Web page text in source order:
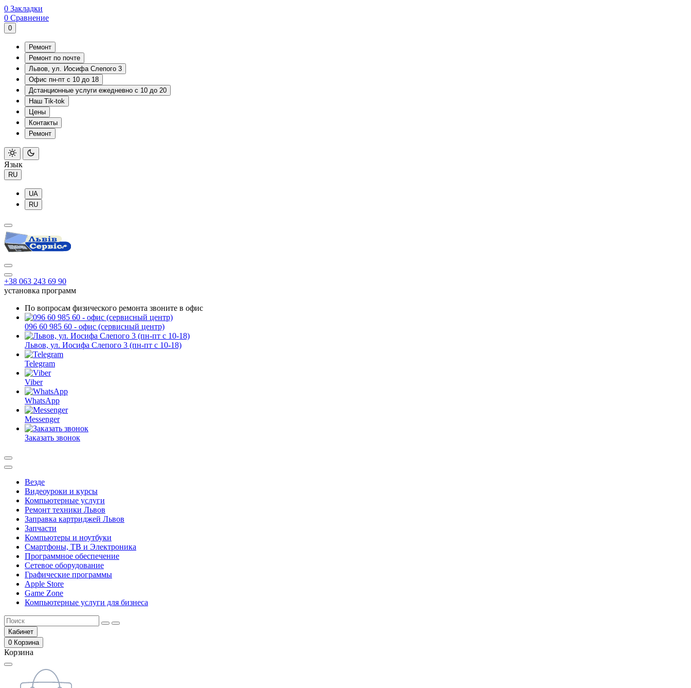
0 Закладки
0 Сравнение
0
Ремонт
Ремонт по почте
Львов, ул. Иосифа Слепого 3
Офис пн-пт с 10 до 18
Дстанционные услуги ежедневно с 10 до 20
Наш Tik-tok
Цены
Контакты
Ремонт
Язык
RU
UA
RU
+38 063 243 69 90
установка программ
По вопросам физического ремонта звоните в офис
096 60 985 60 - офис (сервисный центр)
Львов, ул. Иосифа Слепого 3 (пн-пт с 10-18)
Telegram
Viber
WhatsApp
Messenger
Заказать звонок
Везде
Видеоуроки и курсы
Компьютерные услуги
Ремонт техники Львов
Заправка картриджей Львов
Запчасти
Компьютеры и ноутбуки
Смартфоны, ТВ и Электроника
Программное обеспечение
Сетевое оборудование
Графические программы
Apple Store
Game Zone
Компьютерные услуги для бизнеса
Кабинет
0 Корзина
Корзина